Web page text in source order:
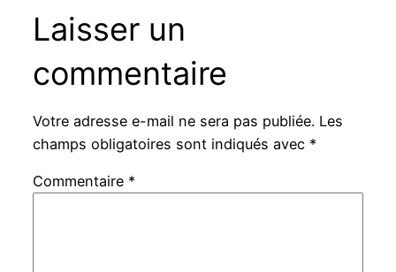
Laisser un
commentaire
Votre adresse e-mail ne sera pas publiée. Les
champs obligatoires sont indiqués avec *
Commentaire *